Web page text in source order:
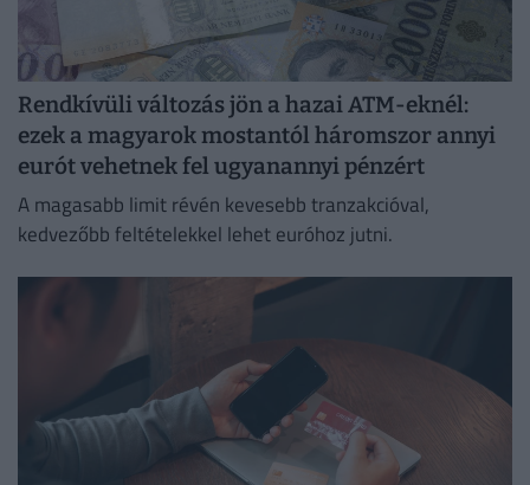
Rendkívüli változás jön a hazai ATM-eknél:
ezek a magyarok mostantól háromszor annyi
eurót vehetnek fel ugyanannyi pénzért
A magasabb limit révén kevesebb tranzakcióval,
kedvezőbb feltételekkel lehet euróhoz jutni.